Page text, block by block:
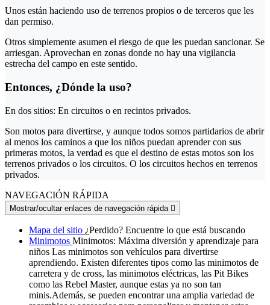
Unos están haciendo uso de terrenos propios o de terceros que les
dan permiso.
Otros simplemente asumen el riesgo de que les puedan sancionar. Se
arriesgan. Aprovechan en zonas donde no hay una vigilancia
estrecha del campo en este sentido.
Entonces, ¿Dónde la uso?
En dos sitios: En circuitos o en recintos privados.
Son motos para divertirse, y aunque todos somos partidarios de abrir
al menos los caminos a que los niños puedan aprender con sus
primeras motos, la verdad es que el destino de estas motos son los
terrenos privados o los circuitos. O los circuitos hechos en terrenos
privados.
NAVEGACIÓN RÁPIDA
Mostrar/ocultar enlaces de navegación rápida 
Mapa del sitio ¿Perdido? Encuentre lo que está buscando
Minimotos Minimotos: Máxima diversión y aprendizaje para
niños Las minimotos son vehículos para divertirse
aprendiendo. Existen diferentes tipos como las minimotos de
carretera y de cross, las minimotos eléctricas, las Pit Bikes
como las Rebel Master, aunque estas ya no son tan
minis.Además, se pueden encontrar una amplia variedad de